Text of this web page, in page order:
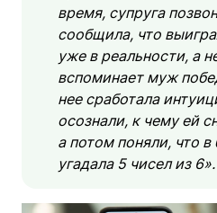
время, супруга
сообщила, что
уже в реальности, а
вспоминает муж
нее сработала
осознали, к чему ей
а потом поняли, что в
угадала 5 чисел из 6».